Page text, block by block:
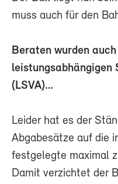
muss auch für den
Beraten wurden
leistungsabhängigen
(LSVA)…
Leider hat es der
Abgabesätze auf die
festgelegte maximal
Damit verzichtet der